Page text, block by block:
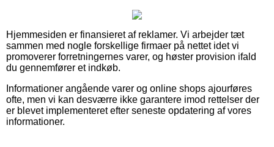
Hjemmesiden er finansieret af reklamer. Vi arbejder tæt
sammen med nogle forskellige firmaer på nettet idet vi
promoverer forretningernes varer, og høster provision ifald
du gennemfører et indkøb.
Informationer angående varer og online shops ajourføres
ofte, men vi kan desværre ikke garantere imod rettelser der
er blevet implementeret efter seneste opdatering af vores
informationer.